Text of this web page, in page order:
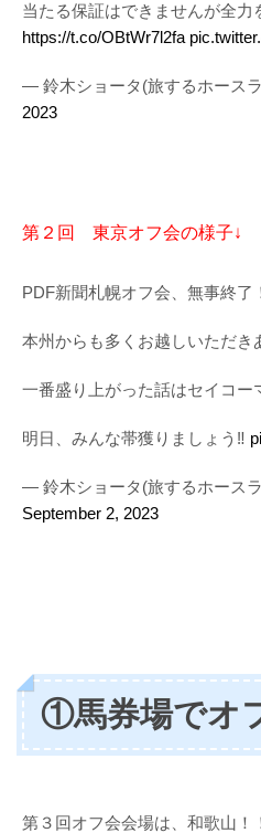
当たる保証はできませんが全力
https://t.co/OBtWr7l2fa
— 鈴木ショータ(旅するホース
2023
第２回 東京オフ会の様子↓
PDF新聞札幌オフ会、無事終了
本州からも多くお越しいただき
一番盛り上がった話はセイコー
明日、みんな帯獲りましょう‼︎
— 鈴木ショータ(旅するホース
September 2, 2023
①馬券場でオ
第３回オフ会会場は、和歌山！